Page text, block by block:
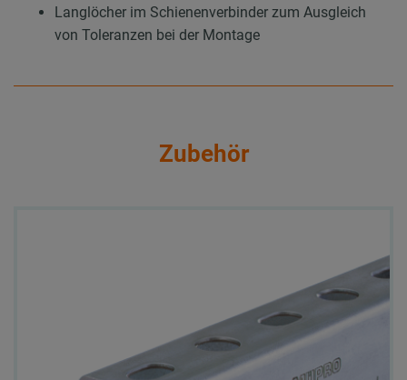
Langlöcher im Schienenverbinder zum Ausgleich
von Toleranzen bei der Montage
Zubehör